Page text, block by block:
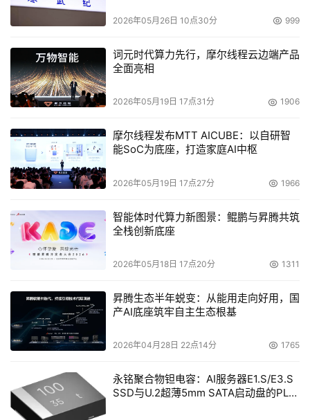
2026年05月26日 10点30分 999
词元时代算力先行，摩尔线程云边端产品
全面亮相
2026年05月19日 17点31分 1906
摩尔线程发布MTT AICUBE：以自研智
能SoC为底座，打造家庭AI中枢
2026年05月19日 17点27分 1966
智能体时代算力新图景：鲲鹏与昇腾共筑
全栈创新底座
2026年05月18日 17点20分 1311
昇腾生态半年蜕变：从能用走向好用，国
产AI底座筑牢自主生态根基
2026年04月28日 22点14分 1765
永铭聚合物钽电容：AI服务器E1.S/E3.S
SSD与U.2超薄5mm SATA启动盘的PLP